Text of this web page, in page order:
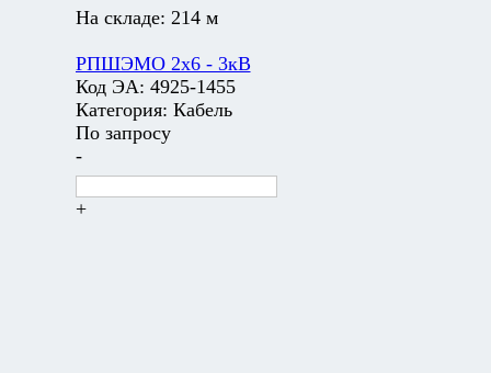
На складе: 214 м
РПШЭМО 2х6 - 3кВ
Код ЭА: 4925-1455
Категория: Кабель
По запросу
-
+